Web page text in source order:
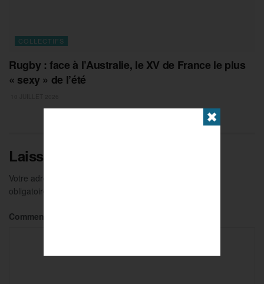
COLLECTIFS
Rugby : face à l’Australie, le XV de France le plus
« sexy » de l’été
Laisser un commentaire
Votre adresse e-mail ne sera pas publiée.
obligatoires sont indiqués avec
Commentaire
✖